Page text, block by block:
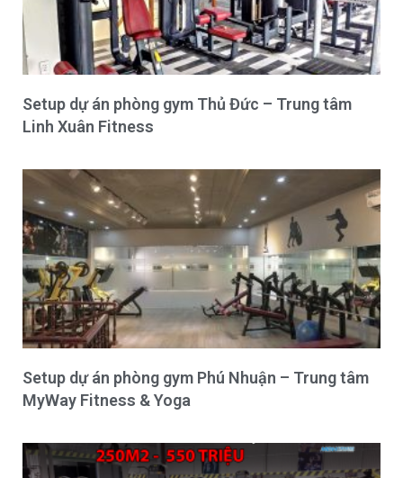
Setup dự án phòng gym Thủ Đức – Trung tâm
Linh Xuân Fitness
Setup dự án phòng gym Phú Nhuận – Trung tâm
MyWay Fitness & Yoga